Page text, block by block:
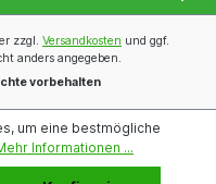
zzgl. Versandkosten und ggf.
anders angegeben.
vorbehalten
um eine bestmögliche
Informationen ...